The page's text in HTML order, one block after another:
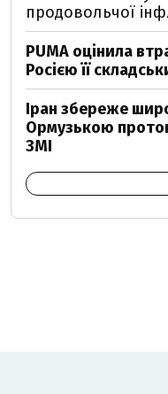
продовольчої
PUMA оцінила
Росією її
Іран збереже
Ормузькою
ЗМІ